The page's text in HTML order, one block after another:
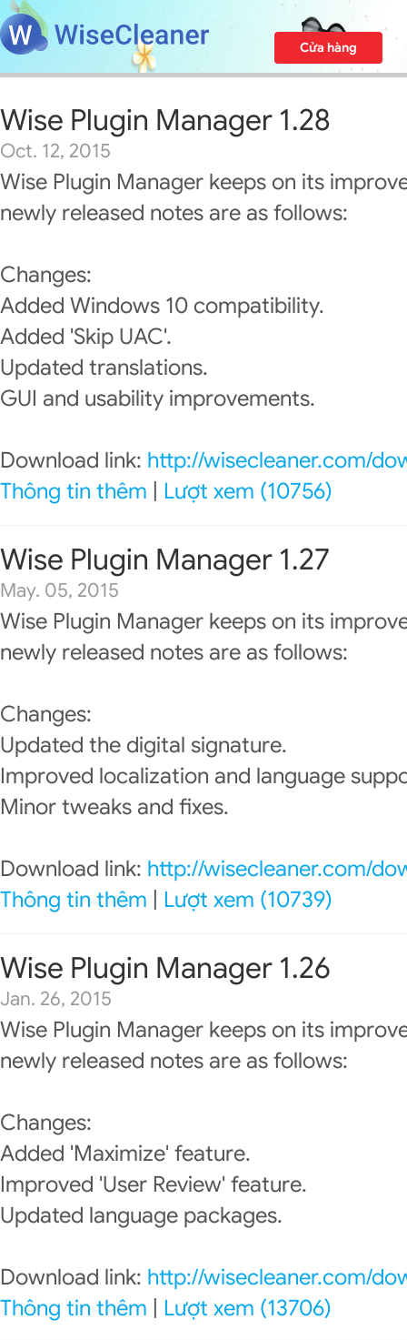
Cửa hàng
Wise Plugin Manager 1.28
Oct. 12, 2015
Wise Plugin Manager keeps on its
newly released notes are as follows:
Changes:
Added Windows 10 compatibility.
Added 'Skip UAC'.
Updated translations.
GUI and usability improvements.
Download link: http://wisecleaner.com/
Thông tin thêm
Lượt xem (10756)
Wise Plugin Manager 1.27
May. 05, 2015
Wise Plugin Manager keeps on its
newly released notes are as follows:
Changes:
Updated the digital signature.
Improved localization and language
Minor tweaks and fixes.
Download link: http://wisecleaner.com/
Thông tin thêm
Lượt xem (10739)
Wise Plugin Manager 1.26
Jan. 26, 2015
Wise Plugin Manager keeps on its
newly released notes are as follows:
Changes:
Added 'Maximize' feature.
Improved 'User Review' feature.
Updated language packages.
Download link: http://wisecleaner.com/
Thông tin thêm
Lượt xem (13706)